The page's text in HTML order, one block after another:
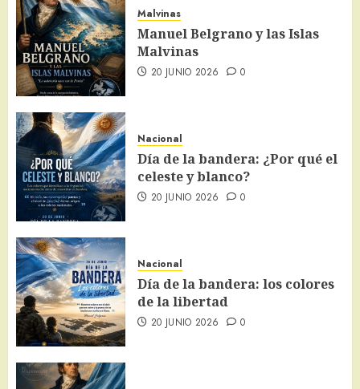
Malvinas
Manuel Belgrano y las Islas
Malvinas
20 JUNIO 2026 0
Nacional
Día de la bandera: ¿Por qué el
celeste y blanco?
20 JUNIO 2026 0
Nacional
Día de la bandera: los colores
de la libertad
20 JUNIO 2026 0